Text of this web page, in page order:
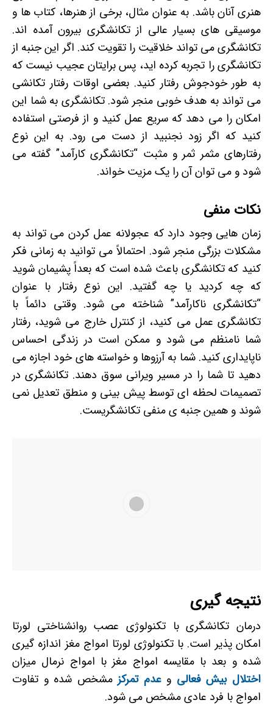
هنری آنان باشد. به عنوان مثال، برخی از هنرها، کتاب ها و
موسیقی های بسیار عالی از تکانشگری بیرون آمده اند.
تکانشگری می تواند خلاقیت را تقویت کند. اگر این جنبه از
تکانشگری را تجربه کرده اید، پس برایتان عجیب نیست که
به طور خودجوش رفتار کنید. بعضی اوقات رفتار تکانشی
می تواند به هدف خوبی منجر شود. تکانشگری به شما این
امکان را می دهد که سریع عمل کنید و از فرصتی استفاده
کنید که اگر زود نجنبید از دست می رود. به این نوع
رفتارهای مثمر ثمر و مثبت “تکانشگری کارآمد” گفته می
شود و می توان آن را یک مزیت خواند.
نکات منفی
زمان هایی وجود دارد که عجولانه عمل کردن می تواند به
مشکلات بزرگی منجر شود. احتمالاً می توانید به زمانی فکر
کنید که تکانشگری باعث شده است که بعداً پشیمان شوید
که چه کردید یا چه گفتید. این نوع رفتار با عنوان
“تکانشگری ناکارآمد” شناخته می شود. وقتی دائماً با
تکانشگری عمل می کنید، از کنترل خارج می شوید، رفتار
شما نامنظم می شود و ممکن است در زندگی احساس
ناپایداری کنید. شما به آرزوها و خواسته های خود اجازه می
دهید تا شما را در مسیر ویرانی سوق دهند. تکانشگری در
تصمیمات لحظه ای توسط پیش بینی و منطق تعدیل نمی
شوند و همین جنبه ی منفی تکانشگریست.
نتیجه گیری
درمان تکانشگری با تکنولوژی عصب روانشناختی لورتا
امکان پذیر است. با تکنولوژی لورتا امواج مغز اندازه گیری
شده و بعد با مقایسه امواج مغز با امواج نرمال میزان
اختلال بیش فعالی وعدم تمرکز مشخص شده و تفاوت
امواج با فرد عادی مشخص می شود.